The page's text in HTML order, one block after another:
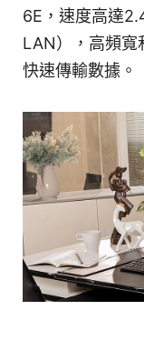
6E，速度高達
LAN），高頻寬
快速傳輸數據。